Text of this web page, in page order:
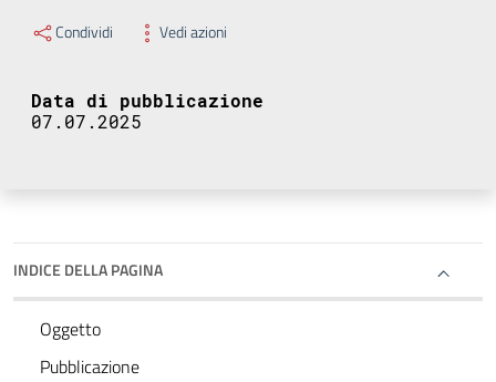
Condividi Vedi azioni
Data di pubblicazione
07.07.2025
INDICE DELLA PAGINA
Oggetto
Pubblicazione